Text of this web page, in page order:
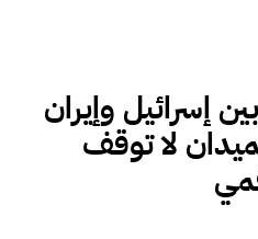
إسرائيل وإيران
لا توقف